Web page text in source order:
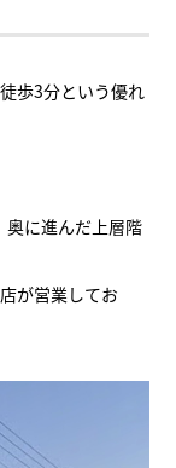
歩3分という優れ
奥に進んだ上層階
が営業してお